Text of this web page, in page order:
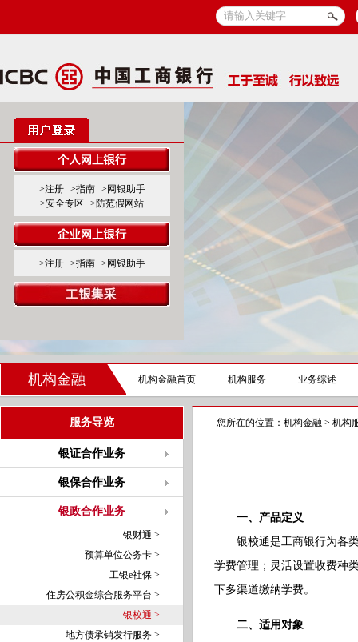
>注册 >指南
>网银助手
>安全专区
>防范假网站
>注册 >指南 >网银助手
机构金融 机构金融首页 机构服务 业务综述
服务导览
银证合作业务
银保合作业务
银政合作业务
银财通 >
预算单位公务卡 >
工银e社保 >
住房公积金综合服务平台 >
银校通 >
地方债承销发行服务 >
您所在的位置： 机构金融 > 机构
一、产品定义
银校通是工商银行为各类
学费管理；灵活设置收费种
下多渠道缴纳学费。
二、适用对象